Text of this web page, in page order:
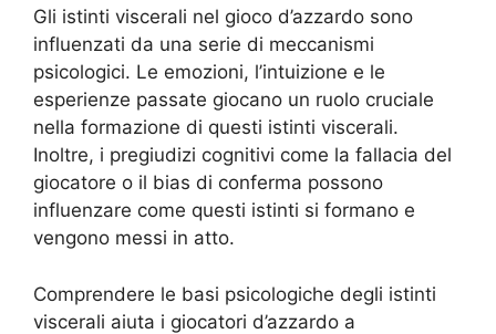
Gli istinti viscerali nel gioco d’azzardo sono
influenzati da una serie di meccanismi
psicologici. Le emozioni, l’intuizione e le
esperienze passate giocano un ruolo cruciale
nella formazione di questi istinti viscerali.
Inoltre, i pregiudizi cognitivi come la fallacia del
giocatore o il bias di conferma possono
influenzare come questi istinti si formano e
vengono messi in atto.
Comprendere le basi psicologiche degli istinti
viscerali aiuta i giocatori d’azzardo a